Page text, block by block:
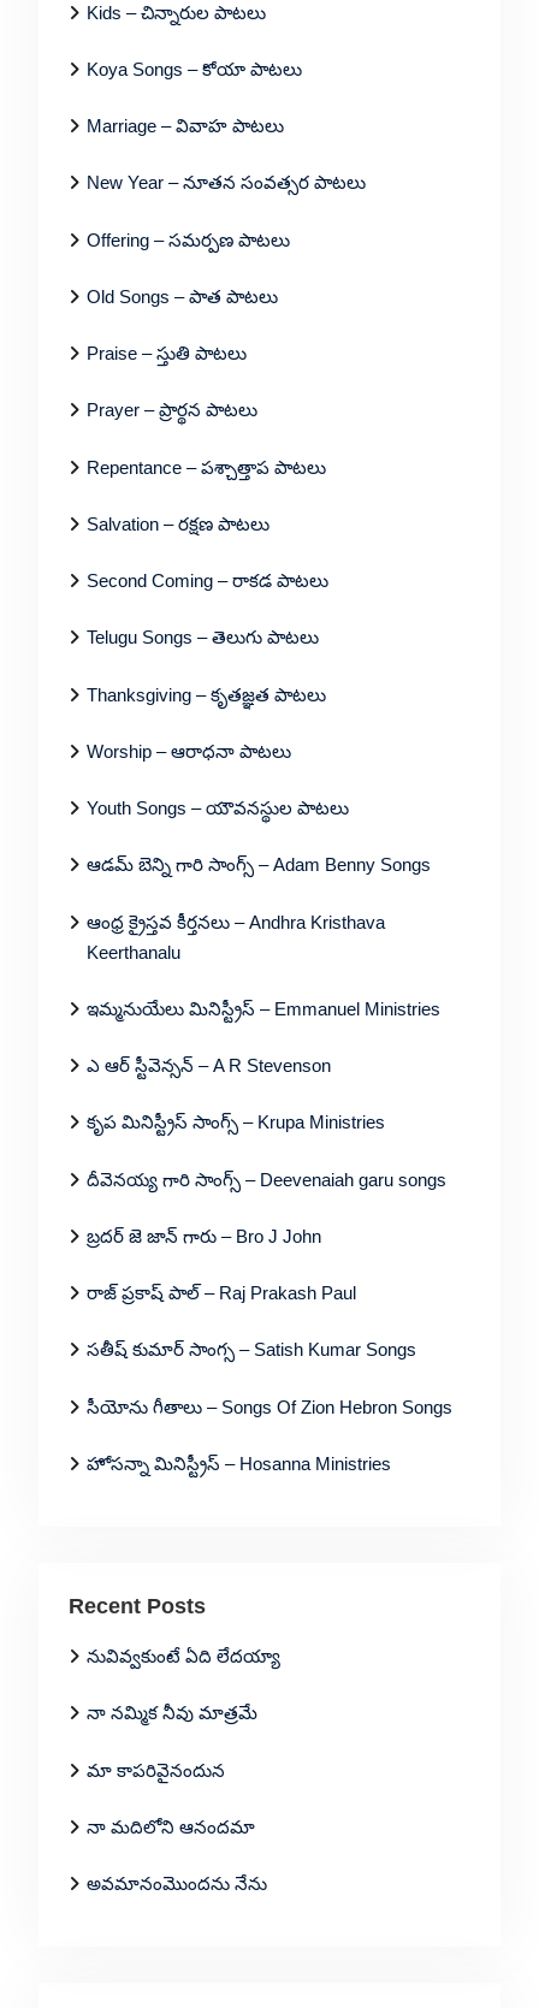
Kids – చిన్నారుల పాటలు
Koya Songs – కోయా పాటలు
Marriage – వివాహ పాటలు
New Year – నూతన సంవత్సర పాటలు
Offering – సమర్పణ పాటలు
Old Songs – పాత పాటలు
Praise – స్తుతి పాటలు
Prayer – ప్రార్థన పాటలు
Repentance – పశ్చాత్తాప పాటలు
Salvation – రక్షణ పాటలు
Second Coming – రాకడ పాటలు
Telugu Songs – తెలుగు పాటలు
Thanksgiving – కృతజ్ఞత పాటలు
Worship – ఆరాధనా పాటలు
Youth Songs – యౌవనస్థుల పాటలు
ఆడమ్ బెన్ని గారి సాంగ్స్ – Adam Benny Songs
ఆంధ్ర క్రైస్తవ కీర్తనలు – Andhra Kristhava
Keerthanalu
ఇమ్మనుయేలు మినిస్ట్రీస్ – Emmanuel Ministries
ఎ ఆర్ స్టీవెన్సన్ – A R Stevenson
కృప మినిస్ట్రీస్ సాంగ్స్ – Krupa Ministries
దీవెనయ్య గారి సాంగ్స్ – Deevenaiah garu songs
బ్రదర్ జె జాన్ గారు – Bro J John
రాజ్ ప్రకాష్ పాల్ – Raj Prakash Paul
సతీష్ కుమార్ సాంగ్స – Satish Kumar Songs
సీయోను గీతాలు – Songs Of Zion Hebron Songs
హోసన్నా మినిస్ట్రీస్ – Hosanna Ministries
Recent Posts
నువివ్వకుంటే ఏది లేదయ్యా
నా నమ్మిక నీవు మాత్రమే
మా కాపరివైనందున
నా మదిలోని ఆనందమా
అవమానంమొందను నేను